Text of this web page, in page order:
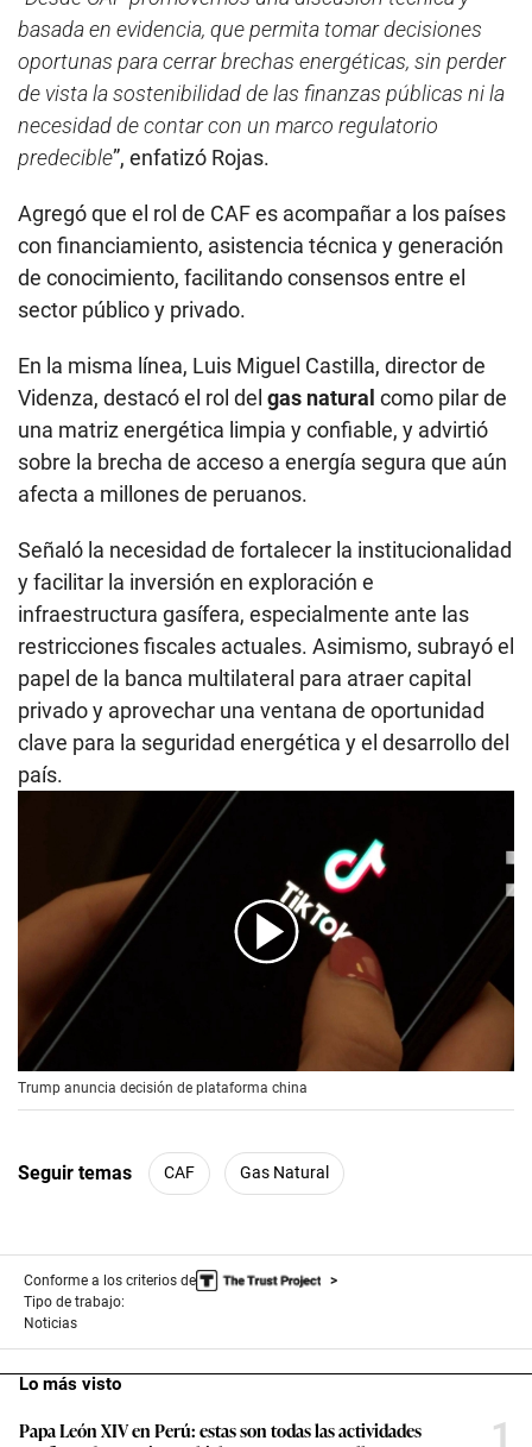
basada en evidencia, que permita tomar decisiones
oportunas para cerrar brechas energéticas, sin perder
de vista la sostenibilidad de las finanzas públicas ni la
necesidad de contar con un marco regulatorio
predecible”, enfatizó Rojas.
Agregó que el rol de CAF es acompañar a los países
con financiamiento, asistencia técnica y generación
de conocimiento, facilitando consensos entre el
sector público y privado.
En la misma línea, Luis Miguel Castilla, director de
Videnza, destacó el rol del gas natural como pilar de
una matriz energética limpia y confiable, y advirtió
sobre la brecha de acceso a energía segura que aún
afecta a millones de peruanos.
Señaló la necesidad de fortalecer la institucionalidad
y facilitar la inversión en exploración e
infraestructura gasífera, especialmente ante las
restricciones fiscales actuales. Asimismo, subrayó el
papel de la banca multilateral para atraer capital
privado y aprovechar una ventana de oportunidad
clave para la seguridad energética y el desarrollo del
país.
Trump anuncia decisión de plataforma china
Seguir temas CAF Gas Natural
Conforme a los criterios de
Tipo de trabajo:
Noticias
Lo más visto
Papa León XIV en Perú: estas son todas las actividades
1